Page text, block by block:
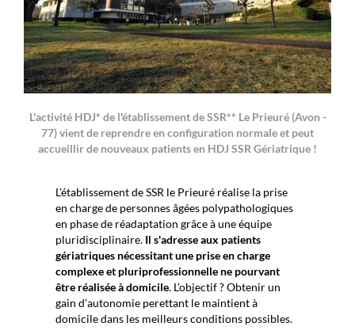
L'activité HDJ* de l'établissement de SSR** Le Prieuré (Avon -
77) vient de reprendre en configuration normale et peut
accueillir de nouveaux patients en HDJ SSR Gériatrique !
L'établissement de SSR le Prieuré réalise la prise
en charge de personnes âgées polypathologiques
en phase de réadaptation grâce à une équipe
pluridisciplinaire. Il s'adresse aux patients
gériatriques nécessitant une prise en charge
complexe et pluriprofessionnelle ne pourvant
être réalisée à domicile. L'objectif ? Obtenir un
gain d'autonomie perettant le maintient à
domicile dans les meilleurs conditions possibles.